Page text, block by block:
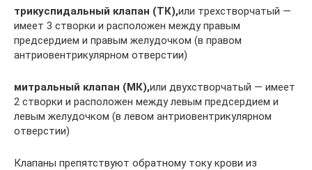
трикуспидальный клапан (ТК),или трехстворчатый —
имеет 3 створки и расположен между правым
предсердием и правым желудочком (в правом
антриовентрикулярном отверстии)
митральный клапан (МК),или двухстворчатый — имеет
2 створки и расположен между левым предсердием и
левым желудочком (в левом антриовентрикулярном
отверстии)
Клапаны препятствуют обратному току крови из